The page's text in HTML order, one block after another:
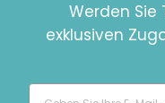
Werden
exklusiven